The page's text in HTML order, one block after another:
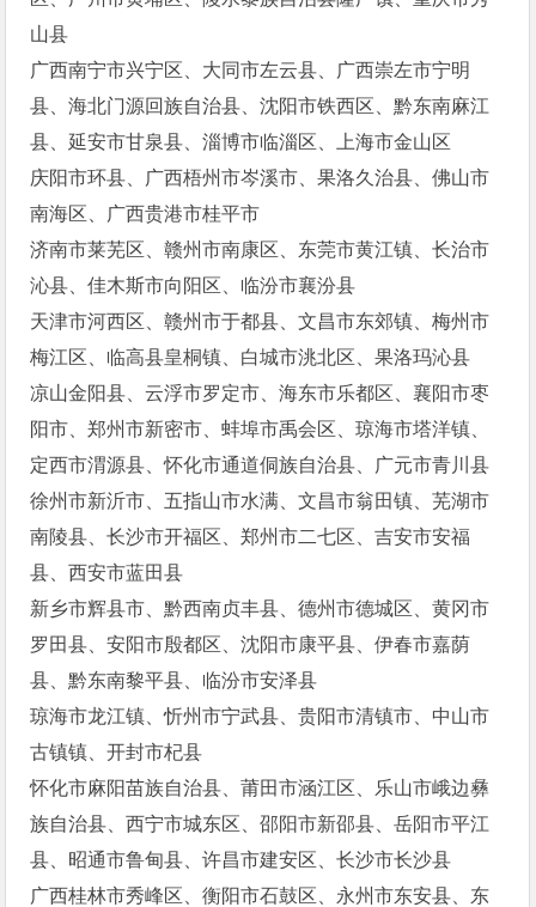
山县
广西南宁市兴宁区、大同市左云县、广西崇左市宁明
县、海北门源回族自治县、沈阳市铁西区、黔东南麻江
县、延安市甘泉县、淄博市临淄区、上海市金山区
庆阳市环县、广西梧州市岑溪市、果洛久治县、佛山市
南海区、广西贵港市桂平市
济南市莱芜区、赣州市南康区、东莞市黄江镇、长治市
沁县、佳木斯市向阳区、临汾市襄汾县
天津市河西区、赣州市于都县、文昌市东郊镇、梅州市
梅江区、临高县皇桐镇、白城市洮北区、果洛玛沁县
凉山金阳县、云浮市罗定市、海东市乐都区、襄阳市枣
阳市、郑州市新密市、蚌埠市禹会区、琼海市塔洋镇、
定西市渭源县、怀化市通道侗族自治县、广元市青川县
徐州市新沂市、五指山市水满、文昌市翁田镇、芜湖市
南陵县、长沙市开福区、郑州市二七区、吉安市安福
县、西安市蓝田县
新乡市辉县市、黔西南贞丰县、德州市德城区、黄冈市
罗田县、安阳市殷都区、沈阳市康平县、伊春市嘉荫
县、黔东南黎平县、临汾市安泽县
琼海市龙江镇、忻州市宁武县、贵阳市清镇市、中山市
古镇镇、开封市杞县
怀化市麻阳苗族自治县、莆田市涵江区、乐山市峨边彝
族自治县、西宁市城东区、邵阳市新邵县、岳阳市平江
县、昭通市鲁甸县、许昌市建安区、长沙市长沙县
广西桂林市秀峰区、衡阳市石鼓区、永州市东安县、东